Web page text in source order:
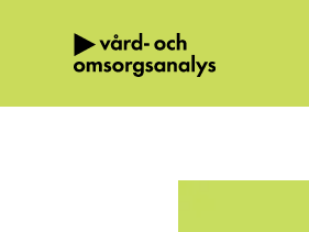
Hoppa direkt till innehållet.